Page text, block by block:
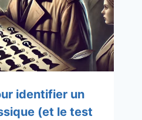
identifier un
(et le test